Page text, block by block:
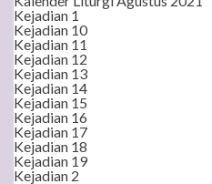
Kejadian 1
Kejadian 10
Kejadian 11
Kejadian 12
Kejadian 13
Kejadian 14
Kejadian 15
Kejadian 16
Kejadian 17
Kejadian 18
Kejadian 19
Kejadian 2